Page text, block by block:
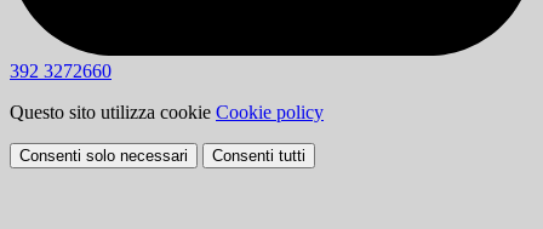
392 3272660
Questo sito utilizza cookie Cookie policy
Consenti solo necessari Consenti tutti